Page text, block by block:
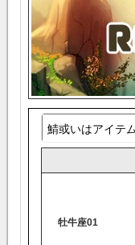
牡牛座01